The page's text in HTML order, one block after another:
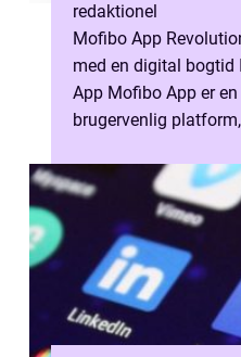
redaktionel
Mofibo App
med en digital
App Mofibo App er
brugervenlig